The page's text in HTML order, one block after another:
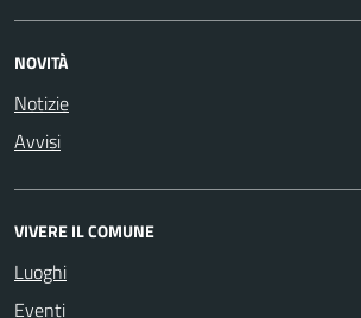
NOVITÀ
Notizie
Avvisi
VIVERE IL COMUNE
Luoghi
Eventi